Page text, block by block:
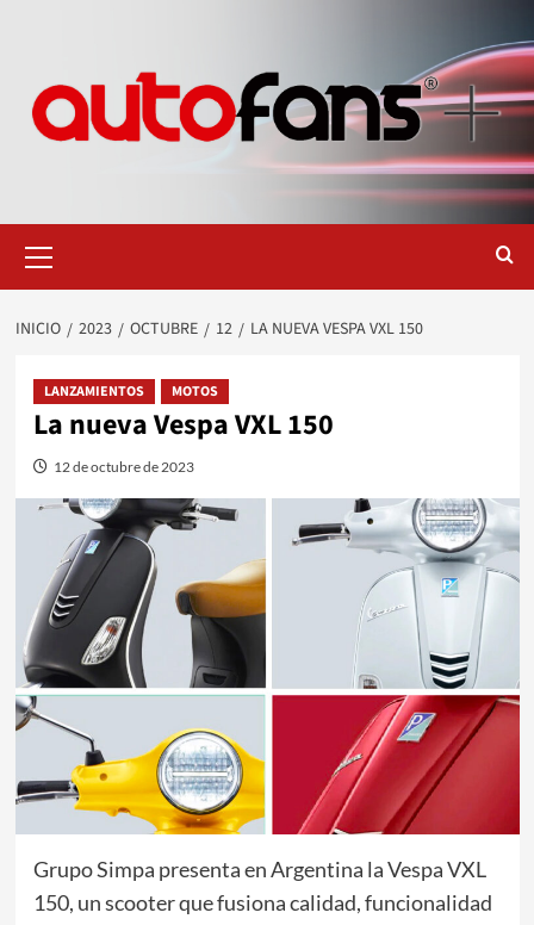
primario
INICIO 2023 OCTUBRE 12 LA NUEVA VESPA VXL 150
LANZAMIENTOS MOTOS
La nueva Vespa VXL 150
12 de octubre de 2023
Grupo Simpa presenta en Argentina la Vespa VXL
150, un scooter que fusiona calidad, funcionalidad